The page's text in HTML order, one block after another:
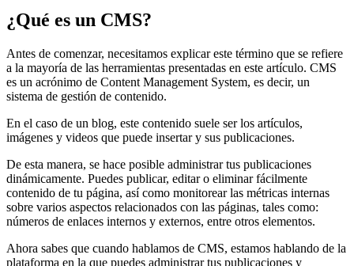
¿Qué es un CMS?
Antes de comenzar, necesitamos explicar este término que se refiere
a la mayoría de las herramientas presentadas en este artículo. CMS
es un acrónimo de Content Management System, es decir, un
sistema de gestión de contenido.
En el caso de un blog, este contenido suele ser los artículos,
imágenes y videos que puede insertar y sus publicaciones.
De esta manera, se hace posible administrar tus publicaciones
dinámicamente. Puedes publicar, editar o eliminar fácilmente
contenido de tu página, así como monitorear las métricas internas
sobre varios aspectos relacionados con las páginas, tales como:
números de enlaces internos y externos, entre otros elementos.
Ahora sabes que cuando hablamos de CMS, estamos hablando de la
plataforma en la que puedes administrar tus publicaciones y